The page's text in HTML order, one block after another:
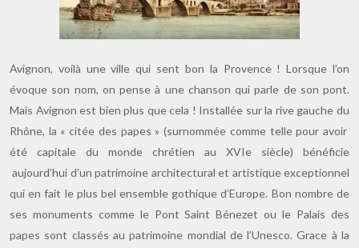
Avignon, voilà une ville qui sent bon la Provence ! Lorsque l’on
évoque son nom, on pense à une chanson qui parle de son pont.
Mais Avignon est bien plus que cela ! Installée sur la rive gauche du
Rhône, la « citée des papes » (surnommée comme telle pour avoir
été capitale du monde chrétien au XVIe siècle) bénéficie
aujourd’hui d’un patrimoine architectural et artistique exceptionnel
qui en fait le plus bel ensemble gothique d’Europe. Bon nombre de
ses monuments comme le Pont Saint Bénezet ou le Palais des
papes sont classés au patrimoine mondial de l’Unesco. Grace à la